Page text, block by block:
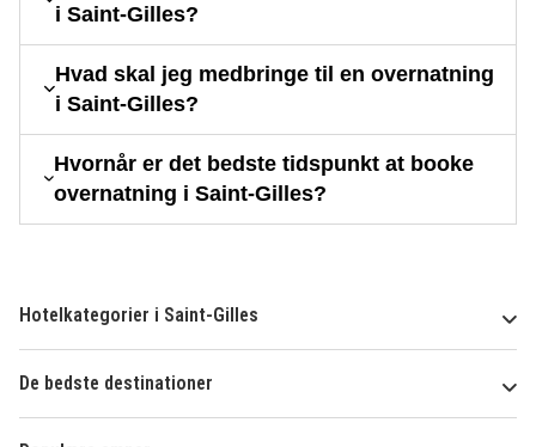
i Saint-Gilles?
Hvad skal jeg medbringe til en overnatning
i Saint-Gilles?
Hvornår er det bedste tidspunkt at booke
overnatning i Saint-Gilles?
Hotelkategorier i Saint-Gilles
De bedste destinationer